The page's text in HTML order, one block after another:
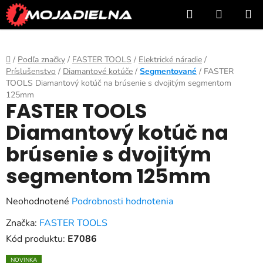
Prejsť
na
obsah
Hľadať
KOŠÍK
Domov
/ Podľa značky / FASTER TOOLS / Elektrické náradie /
Príslušenstvo / Diamantové kotúče / Segmentované / FASTER
TOOLS Diamantový kotúč na brúsenie s dvojitým segmentom
125mm
FASTER TOOLS
Diamantový kotúč na
brúsenie s dvojitým
segmentom 125mm
Priemerné
hodnotenie
produktu
Neohodnotené Podrobnosti hodnotenia
Značka: FASTER TOOLS
Kód produktu: E7086
NOVINKA